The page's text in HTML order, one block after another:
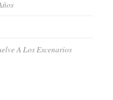
A Los Escenarios